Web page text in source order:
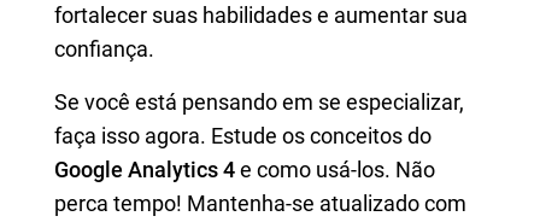
fortalecer suas habilidades e aumentar sua
confiança.
Se você está pensando em se especializar,
faça isso agora. Estude os conceitos do
Google Analytics 4e como usá-los. Não
perca tempo! Mantenha-se atualizado com